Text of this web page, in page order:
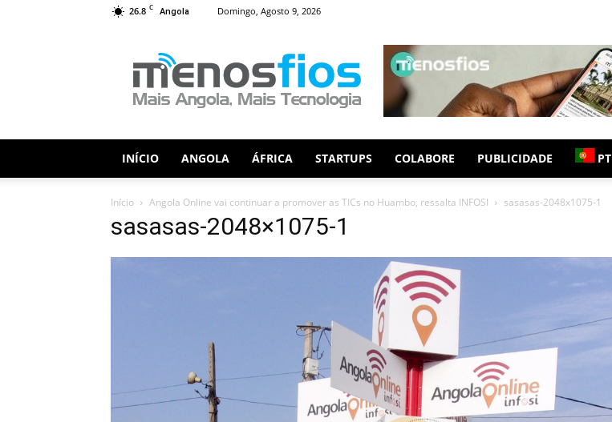
26.8 C Angola Domingo, Agosto 9, 2026
Fios
INÍCIO ANGOLA ÁFRICA STARTUPS COLABORE PUBLICIDADE PT
Início Angola Online vai continuar a promover as TICs no Huambo, ressalta INFOSI sasasas-2048x1075-1
sasasas-2048×1075-1